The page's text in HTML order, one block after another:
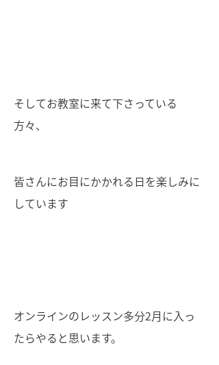
そしてお教室に来て下さっている
方々、
皆さんにお目にかかれる日を楽しみに
しています
オンラインのレッスン多分2月に入っ
たらやると思います。